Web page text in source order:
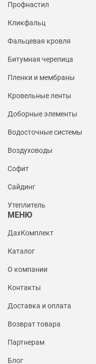
Профнастил
Кликфальц
Фальцевая кровля
Битумная черепица
Пленки и мембраны
Кровельные ленты
Доборные элементы
Водосточные системы
Воздуховоды
Софит
Сайдинг
Утеплитель
МЕНЮ
ДахКомплект
Каталог
О компании
Контакты
Доставка и оплата
Возврат товара
Партнерам
Блог